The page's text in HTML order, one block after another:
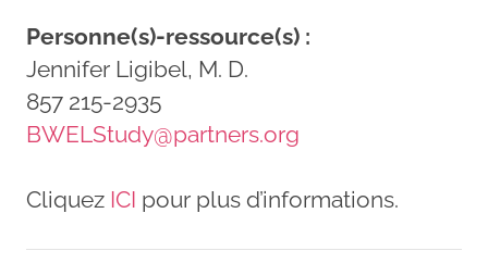
Personne(s)-ressource(s) :
Jennifer Ligibel, M. D.
857 215-2935
BWELStudy@partners.org
Cliquez ICI pour plus d’informations.